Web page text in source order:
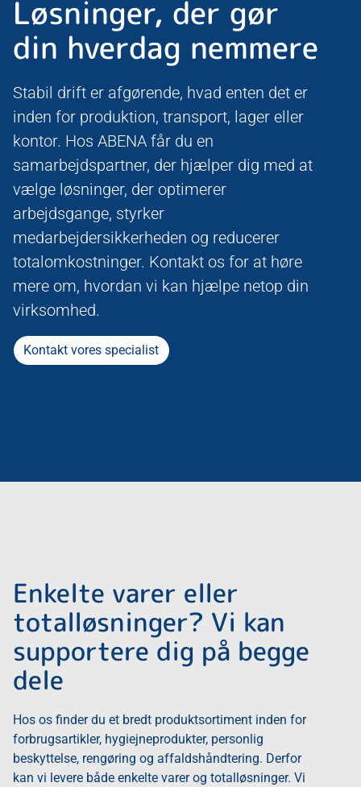
Løsninger, der gør
din hverdag nemmere
Stabil drift er afgørende, hvad enten det er
inden for produktion, transport, lager eller
kontor. Hos ABENA får du en
samarbejdspartner, der hjælper dig med at
vælge løsninger, der optimerer
arbejdsgange, styrker
medarbejdersikkerheden og reducerer
totalomkostninger. Kontakt os for at høre
mere om, hvordan vi kan hjælpe netop din
virksomhed.
Kontakt vores specialist
Enkelte varer eller
totalløsninger? Vi kan
supportere dig på begge
dele
Hos os finder du et bredt produktsortiment inden for
forbrugsartikler, hygiejneprodukter, personlig
beskyttelse, rengøring og affaldshåndtering. Derfor
kan vi levere både enkelte varer og totalløsninger. Vi